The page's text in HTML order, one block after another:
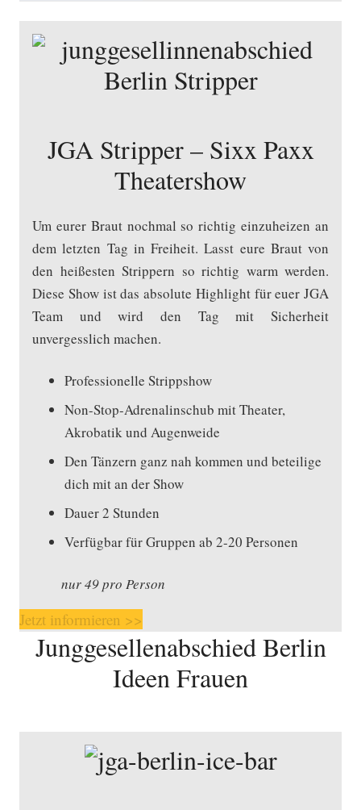
JGA Stripper – Sixx Paxx
Theatershow
Um eurer Braut nochmal so richtig einzuheizen an
dem letzten Tag in Freiheit. Lasst eure Braut von
den heißesten Strippern so richtig warm werden.
Diese Show ist das absolute Highlight für euer JGA
Team und wird den Tag mit Sicherheit
unvergesslich machen.
Professionelle Strippshow
Non-Stop-Adrenalinschub mit Theater,
Akrobatik und Augenweide
Den Tänzern ganz nah kommen und beteilige
dich mit an der Show
Dauer 2 Stunden
Verfügbar für Gruppen ab 2-20 Personen
nur 49 pro Person
Jetzt informieren >>
Junggesellenabschied Berlin
Ideen Frauen